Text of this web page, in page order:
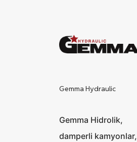
Gemma Hydraulic
Gemma Hidrolik,
damperli kamyonlar,